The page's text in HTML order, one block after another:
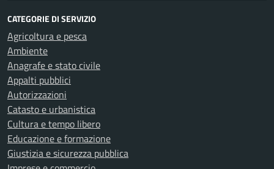
CATEGORIE DI SERVIZIO
Agricoltura e pesca
Ambiente
Anagrafe e stato civile
Appalti pubblici
Autorizzazioni
Catasto e urbanistica
Cultura e tempo libero
Educazione e formazione
Giustizia e sicurezza pubblica